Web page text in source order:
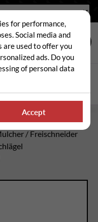
/ Freischneider
for performance,
Social media and
used to offer you
ads. Do you
of personal data
Accept